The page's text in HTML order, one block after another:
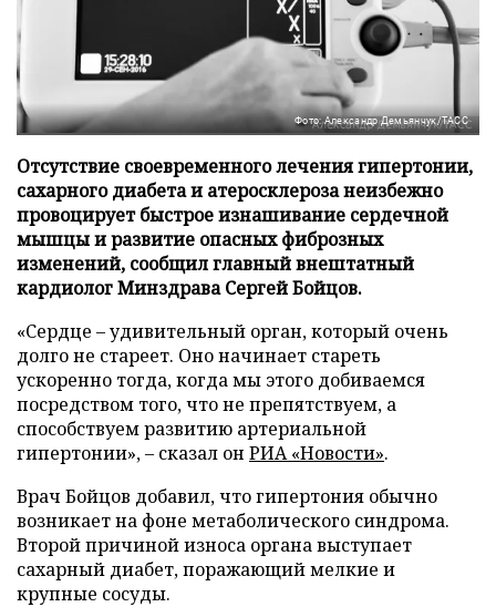
Фото: Александр Демьянчук/ТАСС
Отсутствие своевременного лечения гипертонии,
сахарного диабета и атеросклероза неизбежно
провоцирует быстрое изнашивание сердечной
мышцы и развитие опасных фиброзных
изменений, сообщил главный внештатный
кардиолог Минздрава Сергей Бойцов.
«Сердце – удивительный орган, который очень
долго не стареет. Оно начинает стареть
ускоренно тогда, когда мы этого добиваемся
посредством того, что не препятствуем, а
способствуем развитию артериальной
гипертонии», – сказал он РИА «Новости».
Врач Бойцов добавил, что гипертония обычно
возникает на фоне метаболического синдрома.
Второй причиной износа органа выступает
сахарный диабет, поражающий мелкие и
крупные сосуды.